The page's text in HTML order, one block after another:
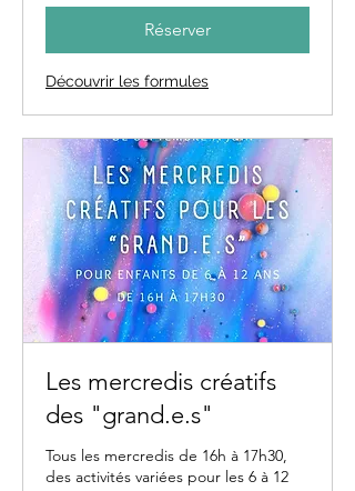
Réserver
Découvrir les formules
Les mercredis créatifs
des "grand.e.s"
Tous les mercredis de 16h à 17h30,
des activités variées pour les 6 à 12